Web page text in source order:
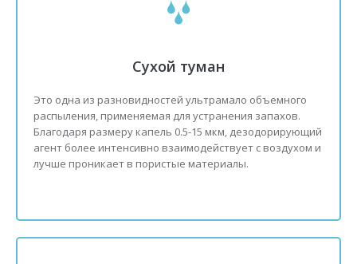
Сухой туман
Это одна из разновидностей ультрамало объемного
распыления, применяемая для устранения запахов.
Благодаря размеру капель 0.5-15 мкм, дезодорирующий
агент более интенсивно взаимодействует с воздухом и
лучше проникает в пористые материалы.